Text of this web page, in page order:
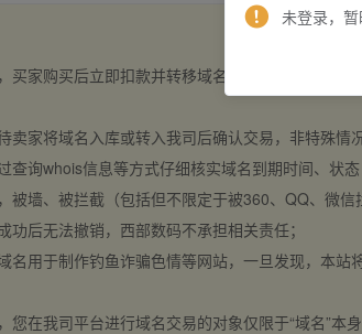
买家购买后立即扣款并转移域名，交易自动完成
卖家将域名入库或转入我司后确认交易，非特殊情
查询whois信息等方式仔细核实域名到期时间、状
被墙、被拦截（包括但不限定于被360、QQ、微
功后无法撤销，西部数码不承担相关责任；
名用于制作钓鱼诈骗色情等网站，一旦发现，本
您在我司平台进行域名交易的对象仅限于“域名”本
未登录，暂